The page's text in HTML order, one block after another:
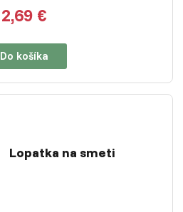
2,69 €
Do košíka
Lopatka na smeti